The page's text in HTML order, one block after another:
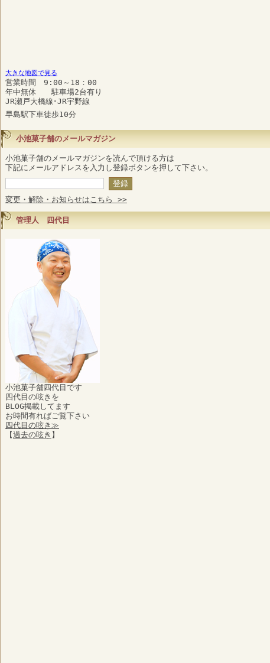
大きな地図で見る
営業時間 9:00～18：00
年中無休 駐車場2台有り
JR瀬戸大橋線･JR宇野線
早島駅下車徒歩10分
小池菓子舗のメールマガジン
小池菓子舗のメールマガジンを読んで頂ける方は
下記にメールアドレスを入力し登録ボタンを押して下さい。
変更・解除・お知らせはこちら >>
管理人 四代目
小池菓子舗四代目です
四代目の呟きを
BLOG掲載してます
お時間有ればご覧下さい
四代目の呟き≫
【過去の呟き 】